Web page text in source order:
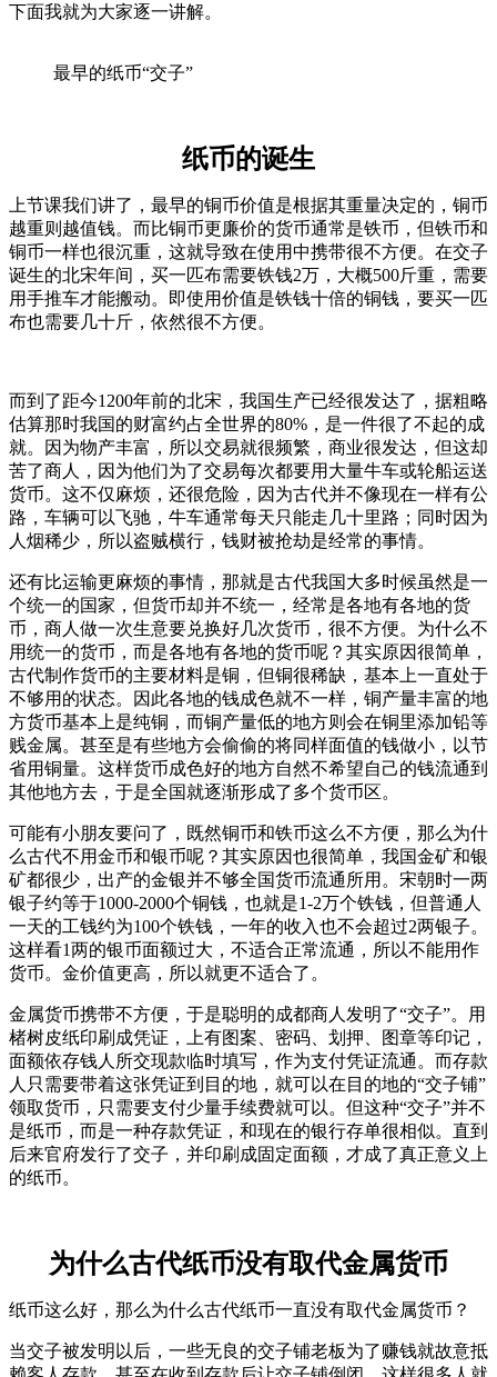
下面我就为大家逐一讲解。
最早的纸币“交子”
纸币的诞生
上节课我们讲了，最早的铜币价值是根据其重量决定的，铜币
越重则越值钱。而比铜币更廉价的货币通常是铁币，但铁币和
铜币一样也很沉重，这就导致在使用中携带很不方便。在交子
诞生的北宋年间，买一匹布需要铁钱2万，大概500斤重，需要
用手推车才能搬动。即使用价值是铁钱十倍的铜钱，要买一匹
布也需要几十斤，依然很不方便。
而到了距今1200年前的北宋，我国生产已经很发达了，据粗略
估算那时我国的财富约占全世界的80%，是一件很了不起的成
就。因为物产丰富，所以交易就很频繁，商业很发达，但这却
苦了商人，因为他们为了交易每次都要用大量牛车或轮船运送
货币。这不仅麻烦，还很危险，因为古代并不像现在一样有公
路，车辆可以飞驰，牛车通常每天只能走几十里路；同时因为
人烟稀少，所以盗贼横行，钱财被抢劫是经常的事情。
还有比运输更麻烦的事情，那就是古代我国大多时候虽然是一
个统一的国家，但货币却并不统一，经常是各地有各地的货
币，商人做一次生意要兑换好几次货币，很不方便。为什么不
用统一的货币，而是各地有各地的货币呢？其实原因很简单，
古代制作货币的主要材料是铜，但铜很稀缺，基本上一直处于
不够用的状态。因此各地的钱成色就不一样，铜产量丰富的地
方货币基本上是纯铜，而铜产量低的地方则会在铜里添加铅等
贱金属。甚至是有些地方会偷偷的将同样面值的钱做小，以节
省用铜量。这样货币成色好的地方自然不希望自己的钱流通到
其他地方去，于是全国就逐渐形成了多个货币区。
可能有小朋友要问了，既然铜币和铁币这么不方便，那么为什
么古代不用金币和银币呢？其实原因也很简单，我国金矿和银
矿都很少，出产的金银并不够全国货币流通所用。宋朝时一两
银子约等于1000-2000个铜钱，也就是1-2万个铁钱，但普通人
一天的工钱约为100个铁钱，一年的收入也不会超过2两银子。
这样看1两的银币面额过大，不适合正常流通，所以不能用作
货币。金价值更高，所以就更不适合了。
金属货币携带不方便，于是聪明的成都商人发明了“交子”。用
楮树皮纸印刷成凭证，上有图案、密码、划押、图章等印记，
面额依存钱人所交现款临时填写，作为支付凭证流通。而存款
人只需要带着这张凭证到目的地，就可以在目的地的“交子铺”
领取货币，只需要支付少量手续费就可以。但这种“交子”并不
是纸币，而是一种存款凭证，和现在的银行存单很相似。直到
后来官府发行了交子，并印刷成固定面额，才成了真正意义上
的纸币。
为什么古代纸币没有取代金属货币
纸币这么好，那么为什么古代纸币一直没有取代金属货币？
当交子被发明以后，一些无良的交子铺老板为了赚钱就故意抵